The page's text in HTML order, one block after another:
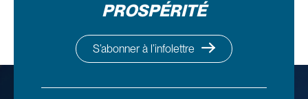
PROSPÉRITÉ
S’abonner à l’infolettre